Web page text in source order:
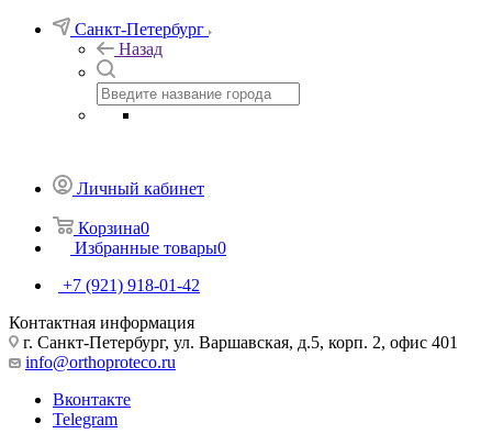
Санкт-Петербург
Назад
Личный кабинет
Корзина0
Избранные товары0
+7 (921) 918-01-42
Контактная информация
г. Санкт-Петербург, ул. Варшавская, д.5, корп. 2, офис 401
info@orthoproteco.ru
Вконтакте
Telegram